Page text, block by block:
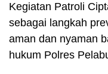
Kegiatan Patroli
sebagai langkah
aman dan nyaman
hukum Polres